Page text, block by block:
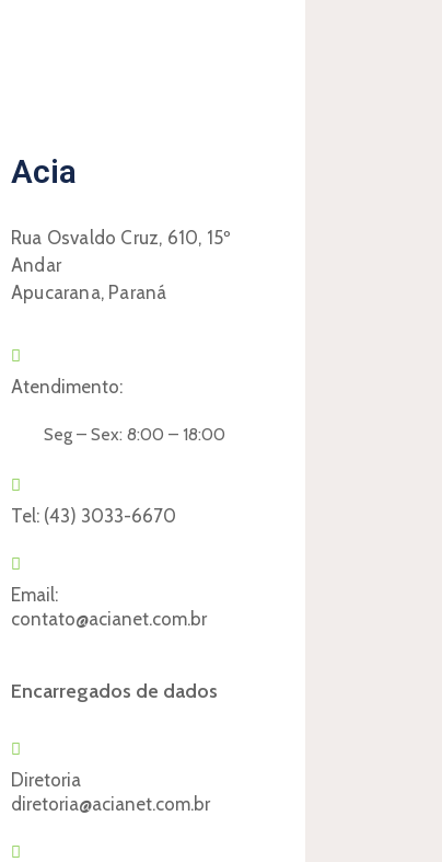
Acia
Rua Osvaldo Cruz, 610, 15º
Andar
Apucarana, Paraná
Atendimento:
Seg – Sex: 8:00 – 18:00
Tel: (43) 3033-6670
Email:
contato@acianet.com.br
Encarregados de dados
Diretoria
diretoria@acianet.com.br